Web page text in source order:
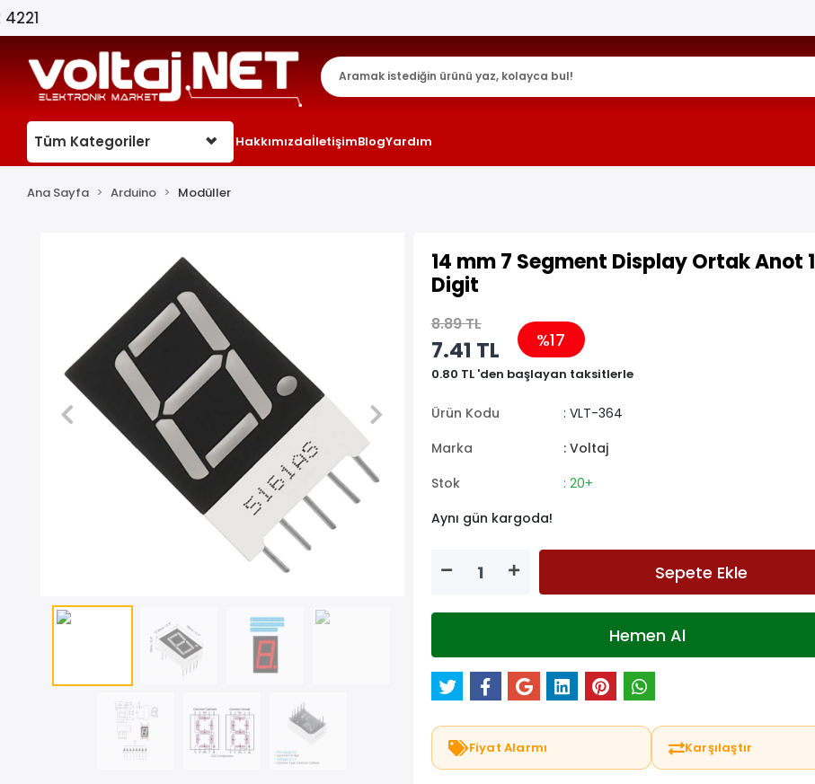
Tüm Kategoriler HakkımızdaİletişimBlogYardım
Ana Sayfa Arduino Modüller
14 mm 7 Segment Display Ortak Anot 1
Digit
8.89 TL
7.41 TL %17
0.80 TL 'den başlayan taksitlerle
Ürün Kodu
: VLT-364
Marka
: Voltaj
Stok
: 20+
Aynı gün kargoda!
Sepete Ekle
Hemen Al
Fiyat Alarmı Karşılaştır